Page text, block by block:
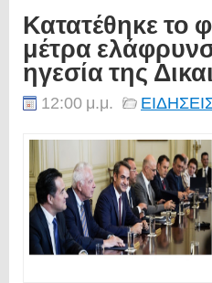
Κατατέθηκε το
μέτρα
ηγεσία της
12:00 μ.μ.